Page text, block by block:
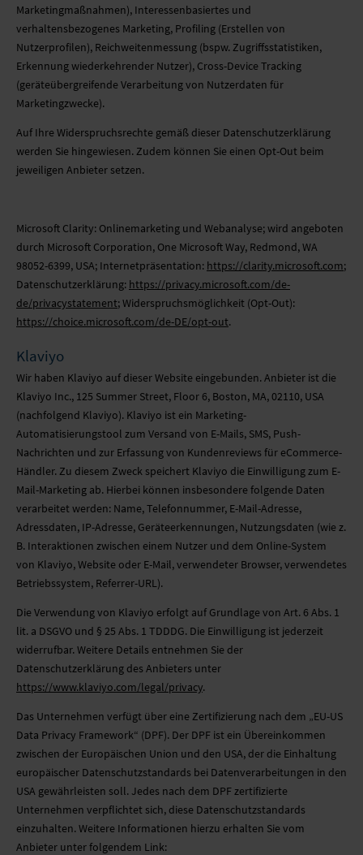
Marketingmaßnahmen), Interessenbasiertes und
verhaltensbezogenes Marketing, Profiling (Erstellen von
Nutzerprofilen), Reichweitenmessung (bspw. Zugriffsstatistiken,
Erkennung wiederkehrender Nutzer), Cross-Device Tracking
(geräteübergreifende Verarbeitung von Nutzerdaten für
Marketingzwecke).
Auf Ihre Widerspruchsrechte gemäß dieser Datenschutzerklärung
werden Sie hingewiesen. Zudem können Sie einen Opt-Out beim
jeweiligen Anbieter setzen.
Microsoft Clarity: Onlinemarketing und Webanalyse; wird angeboten
durch Microsoft Corporation, One Microsoft Way, Redmond, WA
98052-6399, USA; Internetpräsentation: https://clarity.microsoft.com;
Datenschutzerklärung: https://privacy.microsoft.com/de-
de/privacystatement; Widerspruchsmöglichkeit (Opt-Out):
https://choice.microsoft.com/de-DE/opt-out.
Klaviyo
Wir haben Klaviyo auf dieser Website eingebunden. Anbieter ist die
Klaviyo Inc., 125 Summer Street, Floor 6, Boston, MA, 02110, USA
(nachfolgend Klaviyo). Klaviyo ist ein Marketing-
Automatisierungstool zum Versand von E-Mails, SMS, Push-
Nachrichten und zur Erfassung von Kundenreviews für eCommerce-
Händler. Zu diesem Zweck speichert Klaviyo die Einwilligung zum E-
Mail-Marketing ab. Hierbei können insbesondere folgende Daten
verarbeitet werden: Name, Telefonnummer, E-Mail-Adresse,
Adressdaten, IP-Adresse, Geräteerkennungen, Nutzungsdaten (wie z.
B. Interaktionen zwischen einem Nutzer und dem Online-System
von Klaviyo, Website oder E-Mail, verwendeter Browser, verwendetes
Betriebssystem, Referrer-URL).
Die Verwendung von Klaviyo erfolgt auf Grundlage von Art. 6 Abs. 1
lit. a DSGVO und § 25 Abs. 1 TDDDG. Die Einwilligung ist jederzeit
widerrufbar. Weitere Details entnehmen Sie der
Datenschutzerklärung des Anbieters unter
https://www.klaviyo.com/legal/privacy.
Das Unternehmen verfügt über eine Zertifizierung nach dem „EU-US
Data Privacy Framework“ (DPF). Der DPF ist ein Übereinkommen
zwischen der Europäischen Union und den USA, der die Einhaltung
europäischer Datenschutzstandards bei Datenverarbeitungen in den
USA gewährleisten soll. Jedes nach dem DPF zertifizierte
Unternehmen verpflichtet sich, diese Datenschutzstandards
einzuhalten. Weitere Informationen hierzu erhalten Sie vom
Anbieter unter folgendem Link: